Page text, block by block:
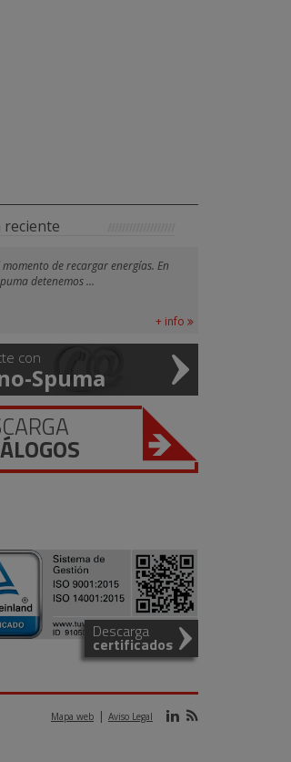
reciente
momento de recargar energías. En
detenemos ...
+ info
con
Spuma
Descarga
certificados
Mapa web Aviso Legal